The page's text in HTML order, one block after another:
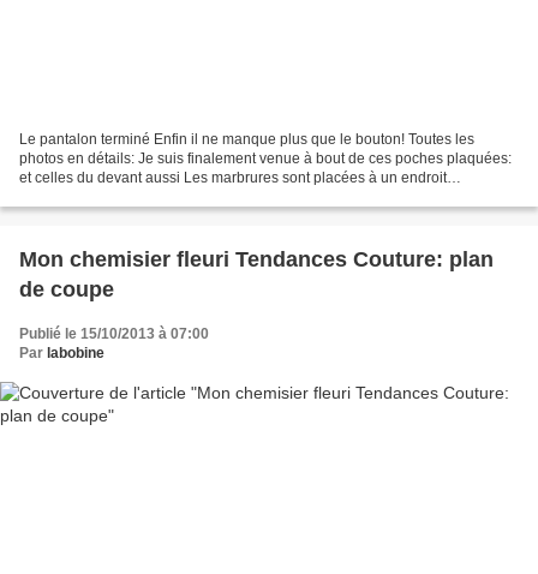
Le pantalon terminé Enfin il ne manque plus que le bouton! Toutes les
photos en détails: Je suis finalement venue à bout de ces poches plaquées:
et celles du devant aussi Les marbrures sont placées à un endroit
Mon chemisier fleuri Tendances Couture: plan
de coupe
Publié le 15/10/2013 à 07:00
Par labobine